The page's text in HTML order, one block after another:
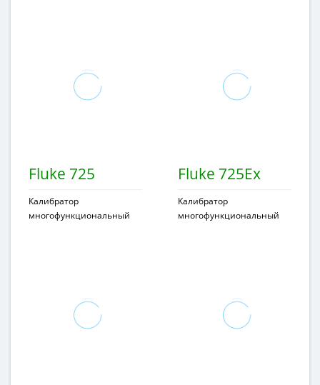
Fluke 725
Калибратор
многофункциональный
Fluke 725Ex
Калибратор
многофункциональный